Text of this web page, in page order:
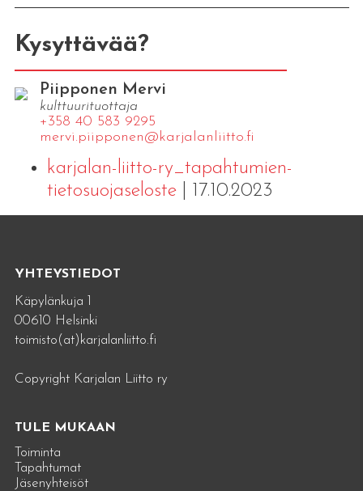
Kysyttävää?
Piipponen Mervi
kulttuurituottaja
+358 40 583 9295
mervi.​piipponen@​kar​jala​nlii​tto.​fi
karjalan-liitto-ry_tapahtumien-
tietosuojaseloste| 17.10.2023
YHTEYSTIEDOT
Käpylänkuja 1
00610 Helsinki
toimisto(at)karjalanliitto.fi
Copyright Karjalan Liitto ry
TULE MUKAAN
Toiminta
Tapahtumat
Jäsenyhteisöt